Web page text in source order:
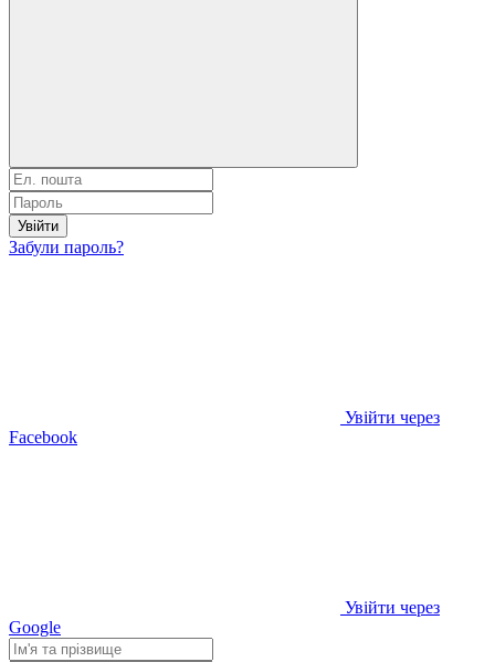
Увійти
Забули пароль?
Увійти через
Facebook
Увійти через
Google